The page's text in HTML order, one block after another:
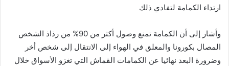
ارتداء الكمامة لتفادي ذلك
وأشار إلى أن الكمامة تمنع وصول أكثر من 90% من رذاذ الشخص
المصال بكورونا والمعلق في الهواء إلى الانتقال إلى شخص أخر
وضرورة البعد نهائيا عن الكمامات القماش التي تغزو الأسواق خلال